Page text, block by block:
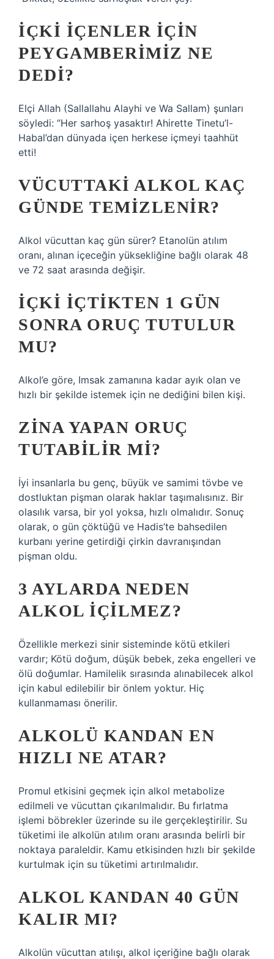
İÇKI IÇENLER IÇIN
PEYGAMBERIMIZ NE
DEDI?
Elçi Allah (Sallallahu Alayhi ve Wa Sallam) şunları
söyledi: “Her sarhoş yasaktır! Ahirette Tinetu’l-
Habal’dan dünyada içen herkese içmeyi taahhüt
etti!
VÜCUTTAKI ALKOL KAÇ
GÜNDE TEMIZLENIR?
Alkol vücuttan kaç gün sürer? Etanolün atılım
oranı, alınan içeceğin yüksekliğine bağlı olarak 48
ve 72 saat arasında değişir.
İÇKI IÇTIKTEN 1 GÜN
SONRA ORUÇ TUTULUR
MU?
Alkol’e göre, Imsak zamanına kadar ayık olan ve
hızlı bir şekilde istemek için ne dediğini bilen kişi.
ZINA YAPAN ORUÇ
TUTABILIR MI?
İyi insanlarla bu genç, büyük ve samimi tövbe ve
dostluktan pişman olarak haklar taşımalısınız. Bir
olasılık varsa, bir yol yoksa, hızlı olmalıdır. Sonuç
olarak, o gün çöktüğü ve Hadis’te bahsedilen
kurbanı yerine getirdiği çirkin davranışından
pişman oldu.
3 AYLARDA NEDEN
ALKOL IÇILMEZ?
Özellikle merkezi sinir sisteminde kötü etkileri
vardır; Kötü doğum, düşük bebek, zeka engelleri ve
ölü doğumlar. Hamilelik sırasında alınabilecek alkol
için kabul edilebilir bir önlem yoktur. Hiç
kullanmaması önerilir.
ALKOLÜ KANDAN EN
HIZLI NE ATAR?
Promul etkisini geçmek için alkol metabolize
edilmeli ve vücuttan çıkarılmalıdır. Bu fırlatma
işlemi böbrekler üzerinde su ile gerçekleştirilir. Su
tüketimi ile alkolün atılım oranı arasında belirli bir
noktaya paraleldir. Kamu etkisinden hızlı bir şekilde
kurtulmak için su tüketimi artırılmalıdır.
ALKOL KANDAN 40 GÜN
KALIR MI?
Alkolün vücuttan atılışı, alkol içeriğine bağlı olarak